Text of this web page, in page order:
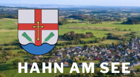
Zum
Inhalt
springen
HAHN AM SEE